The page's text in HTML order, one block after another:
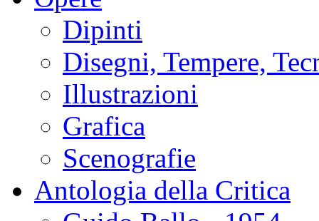
Dipinti
Disegni, Tempere,
Illustrazioni
Grafica
Scenografie
Antologia della Critica